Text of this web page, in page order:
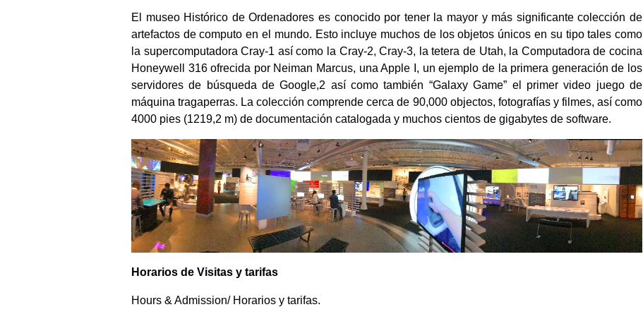
El museo Histórico de Ordenadores es conocido por tener la mayor y más significante colección de
artefactos de computo en el mundo. Esto incluye muchos de los objetos únicos en su tipo tales como
la supercomputadora Cray-1 así como la Cray-2, Cray-3, la tetera de Utah, la Computadora de cocina
Honeywell 316 ofrecida por Neiman Marcus, una Apple I, un ejemplo de la primera generación de los
servidores de búsqueda de Google,2 así como también “Galaxy Game” el primer video juego de
máquina tragaperras. La colección comprende cerca de 90,000 objectos, fotografías y filmes, así como
4000 pies (1219,2 m) de documentación catalogada y muchos cientos de gigabytes de software.
Horarios de Visitas y tarifas
Hours & Admission/ Horarios y tarifas.